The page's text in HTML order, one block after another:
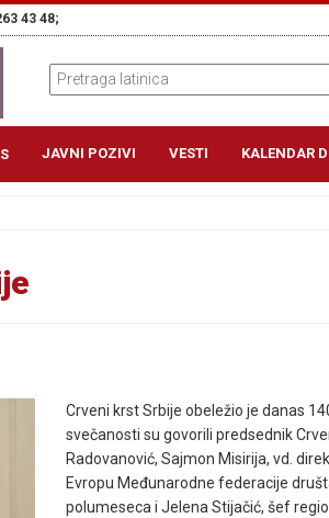
43 48;
JAVNI POZIVI VESTI KALENDAR
Crveni krst Srbije obeležio je danas
svečanosti su govorili predsednik
Radovanović, Sajmon Misirija, vd.
Evropu Međunarodne federacije
polumeseca i Jelena Stijačić, šef